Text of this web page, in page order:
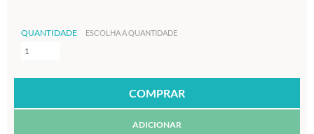
QUANTIDADE ESCOLHA A QUANTIDADE
ADICIONAR